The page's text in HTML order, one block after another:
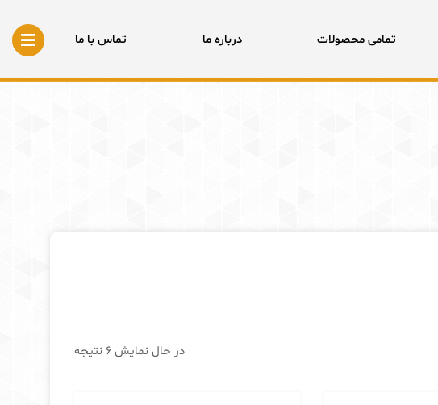
تمامی محصولات درباره ما تماس با ما
در حال نمایش 6 نتیجه
مرتب‌سازی
نهایی کنید.